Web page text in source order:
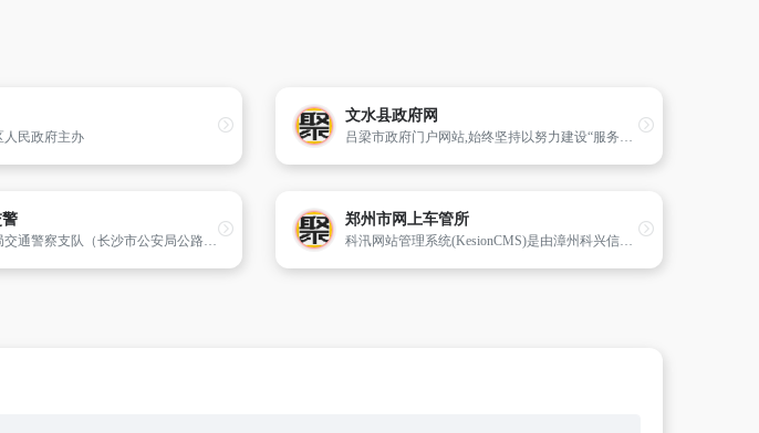
人民政府主办
文水县政府网
吕梁市政府门户网站,始终坚持以努力建设“服务政府、责任政府、法治政府”为目标,以“为民、便民、利民”为宗旨,以发布政府信息、提供便民服务和拓展网上办事为主要内容。
长沙市公安局交通警察支队（长沙市公安局公路巡逻民警支队）成立于1987年,是长沙市公安局直属二级机构,负责维护全市道路交通安全与交通秩序。
郑州市网上车管所
科汛网站管理系统(KesionCMS)是由漳州科兴信息技术有限公司基于ASP Access/MSSQL技术开发的网站管理系统,是经过多年的经验积累,完善设计、精心打造的适用于各种服务器环境的安全、稳定、快速、强大、高效、易用、优秀的网站建设解决方案。采用人性化的Windows操作方式开发,运行速度快,服务器资源占用更少；无